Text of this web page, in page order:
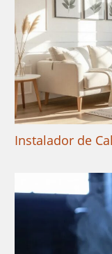
Instalador de